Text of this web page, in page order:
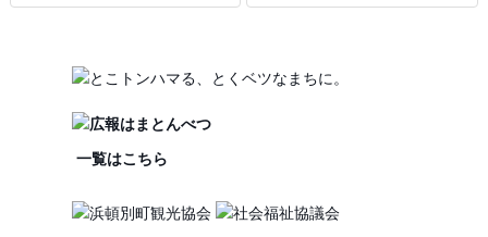
一覧はこちら